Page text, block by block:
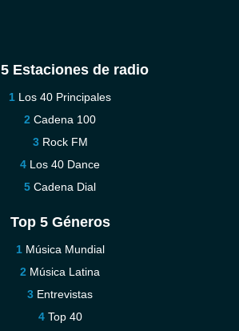
Estaciones de radio
Los 40 Principales
Cadena 100
Rock FM
Los 40 Dance
Cadena Dial
Top 5 Géneros
Música Mundial
Música Latina
Entrevistas
Top 40